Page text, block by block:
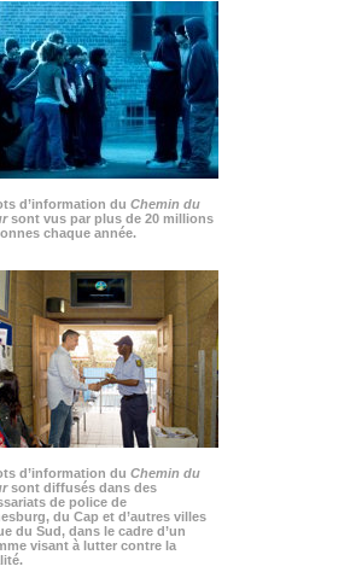
d’information du Chemin du
sont vus par plus de 20 millions
chaque année.
d’information du Chemin du
sont diffusés dans des
de police de
du Cap et d’autres villes
du Sud, dans le cadre d’un
visant à lutter contre la